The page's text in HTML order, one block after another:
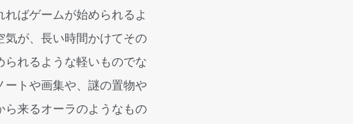
ばゲームが始められるよ
気が、長い時間かけてその
れるような軽いものでな
ートや画集や、謎の置物や
ら来るオーラのようなもの